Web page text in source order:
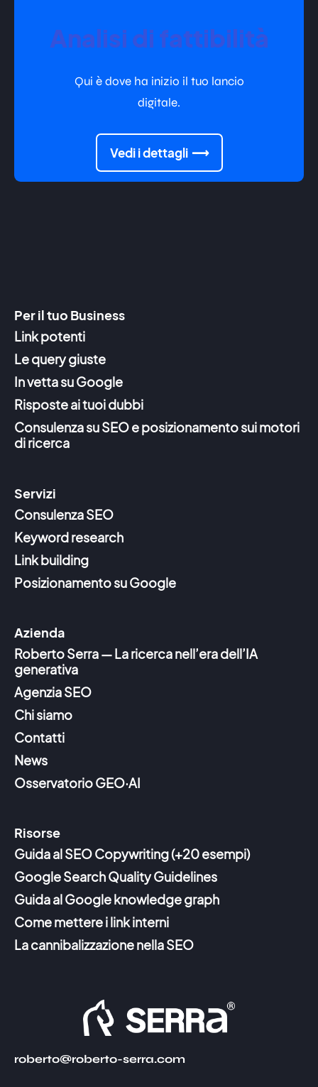
Analisi di fattibilità
Qui è dove ha inizio il tuo lancio
digitale.
Vedi i dettagli
Per il tuo Business
Link potenti
Le query giuste
In vetta su Google
Risposte ai tuoi dubbi
Consulenza su SEO e posizionamento sui motori
di ricerca
Servizi
Consulenza SEO
Keyword research
Link building
Posizionamento su Google
Azienda
Roberto Serra — La ricerca nell’era dell’IA
generativa
Agenzia SEO
Chi siamo
Contatti
News
Osservatorio GEO·AI
Risorse
Guida al SEO Copywriting (+20 esempi)
Google Search Quality Guidelines
Guida al Google knowledge graph
Come mettere i link interni
La cannibalizzazione nella SEO
roberto@roberto-serra.com